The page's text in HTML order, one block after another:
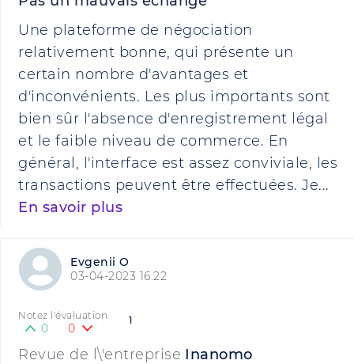
Une plateforme de négociation
relativement bonne, qui présente un
certain nombre d'avantages et
d'inconvénients. Les plus importants sont
bien sûr l'absence d'enregistrement légal
et le faible niveau de commerce. En
général, l'interface est assez conviviale, les
transactions peuvent être effectuées. Je...
En savoir plus
Evgenii O
03-04-2023 16:22
1
Notez l'évaluation
0 0
Revue de l\'entreprise Inanomo